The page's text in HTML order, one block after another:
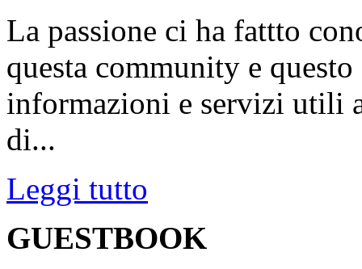
La passione ci ha fattto
questa community e
informazioni e servizi utili
di...
Leggi tutto
GUESTBOOK